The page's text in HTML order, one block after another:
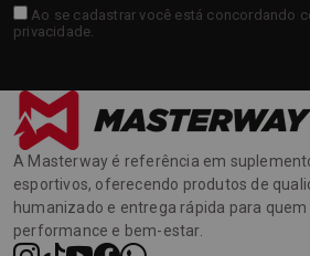
Ao se cadastrar você está concordando
privacidade.
A Masterway é referência em
esportivos, oferecendo produtos de
humanizado e entrega rápida para quem
performance e bem-estar.